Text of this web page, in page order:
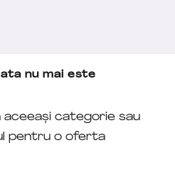
nu mai este
categorie sau
pentru o oferta